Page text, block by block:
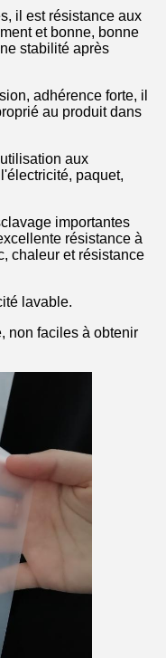
il est résistance aux
et bonne, bonne
stabilité après
adhérence forte, il
au produit dans
aux
paquet,
importantes
résistance à
chaleur et résistance
lavable.
non faciles à obtenir